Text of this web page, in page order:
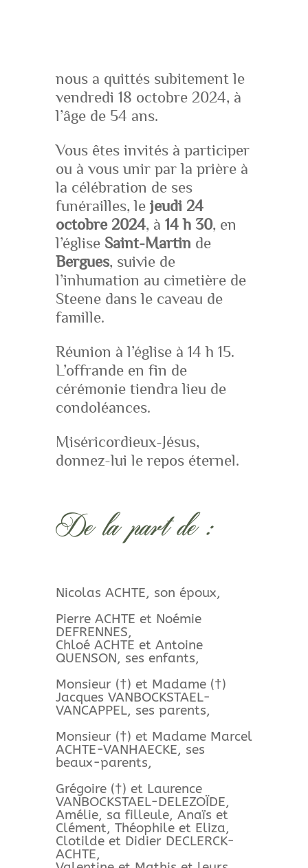
nous a quittés subitement le
vendredi 18 octobre 2024, à
l’âge de 54 ans.
Vous êtes invités à participer
ou à vous unir par la prière à
la célébration de ses
funérailles, lejeudi 24
octobre 2024, à 14 h 30, en
l’église Saint-Martin de
Bergues, suivie de
l’inhumation au cimetière de
Steene dans le caveau de
famille.
Réunion à l’église à 14 h 15.
L’offrande en fin de
cérémonie tiendra lieu de
condoléances.
Miséricordieux-Jésus,
donnez-lui le repos éternel.
De la part de :
Nicolas ACHTE, son époux,
Pierre ACHTE et Noémie
DEFRENNES,
Chloé ACHTE et Antoine
QUENSON, ses enfants,
Monsieur (†) et Madame (†)
Jacques VANBOCKSTAEL-
VANCAPPEL, ses parents,
Monsieur (†) et Madame Marcel
ACHTE-VANHAECKE, ses
beaux-parents,
Grégoire (†) et Laurence
VANBOCKSTAEL-DELEZOÏDE,
Amélie, sa filleule, Anaïs et
Clément, Théophile et Eliza,
Clotilde et Didier DECLERCK-
ACHTE,